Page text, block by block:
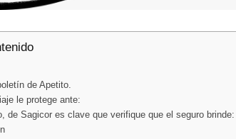
de Apetito.
le protege ante:
de Sagicor es clave que verifique que el seguro brinde: